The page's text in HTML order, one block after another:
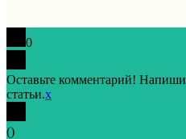
0
Оставьте комментарий!
статьи.x
()